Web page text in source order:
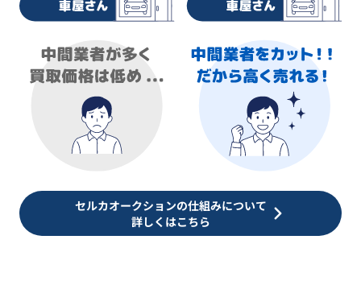
セルカオークションの仕組みについて
詳しくはこちら